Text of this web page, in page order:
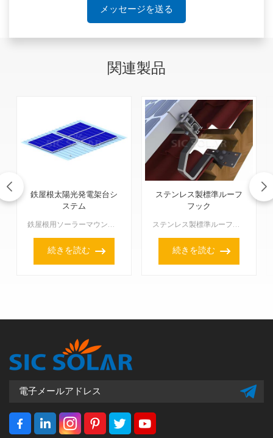
メッセージを送る
関連製品
鉄屋根太陽光発電架台シ
ステム
鉄屋根用ソーラーマウントシステムは、太陽光パネルを鉄屋根にしっかり�
続きを読む
ステンレス製標準ルーフ
フック
ステンレス製標準ルーフフックは、あらゆる傾斜屋根に太陽光パネルを固定するために使用されます。このフックの製造にはステンレス鋼が使用されており、強度と耐腐食性に優れているため、長寿命と悪天候下でも優れた...
続きを読む